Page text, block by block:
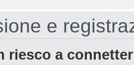
e
riesco a